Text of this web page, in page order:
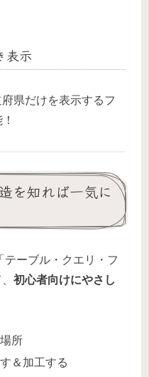
表示
県だけを表示するフ
を知れば一気に
ーブル・クエリ・フ
初心者向けにやさし
所
＆加工する